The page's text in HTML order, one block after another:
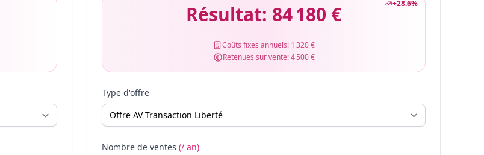
+28.6%
Résultat: 84 180 €
Coûts fixes annuels: 1 320 €
Retenues sur vente:4 500 €
Type d'offre
Nombre de ventes (/ an)